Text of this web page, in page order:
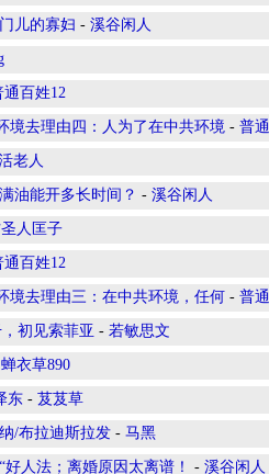
儿的寡妇 - 溪谷闲人
通百姓12
境去理由四：人为了在中共环境 - 普
老人
油能开多长时间？ - 溪谷闲人
人匡子
通百姓12
境去理由三：在中共环境，任何 - 普
初见索菲亚 - 若敏思文
蝉衣草890
东 - 芨芨草
/布拉迪斯拉发 - 马黑
人法；离婚原因太离谱！ - 溪谷闲人